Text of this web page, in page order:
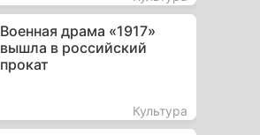
Военная драма «1917»
вышла в российский
прокат
Культура